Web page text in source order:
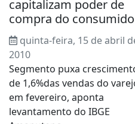
capitalizam poder de
compra do
quinta-feira, 15 de abril
2010
Segmento puxa
de 1,6%das vendas do
em fevereiro, aponta
levantamento do IBGE